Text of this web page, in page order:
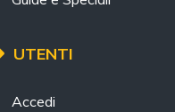
UTENTI
Accedi